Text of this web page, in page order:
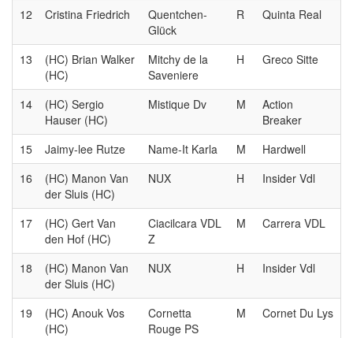
12
Cristina Friedrich
Quentchen-
Glück
R Quinta Real
13
(HC) Brian Walker
(HC)
Mitchy de la
Saveniere
H Greco Sitte
14
(HC) Sergio
Hauser (HC)
Mistique Dv M
Action
Breaker
15
Jaimy-lee Rutze Name-It Karla M
Hardwell
16
(HC) Manon Van
der Sluis (HC)
NUX H Insider Vdl
17
(HC) Gert Van
den Hof (HC)
Ciacilcara VDL
Z
M Carrera VDL
18
(HC) Manon Van
der Sluis (HC)
NUX H Insider Vdl
19
(HC) Anouk Vos
(HC)
Cornetta
Rouge PS
M Cornet Du Lys